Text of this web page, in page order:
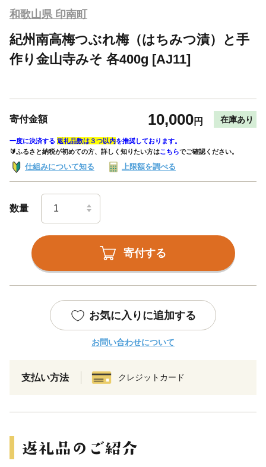
和歌山県 印南町
紀州南高梅つぶれ梅（はちみつ漬）と手
作り金山寺みそ 各400g [AJ11]
寄付金額 10,000円 在庫あり
一度に決済する 返礼品数は３つ以内を推奨しております。
🔰ふるさと納税が初めての方、詳しく知りたい方はこちらでご確認ください。
仕組みについて知る 上限額を調べる
数量
寄付する
お気に入りに追加する
お問い合わせについて
支払い方法 クレジットカード